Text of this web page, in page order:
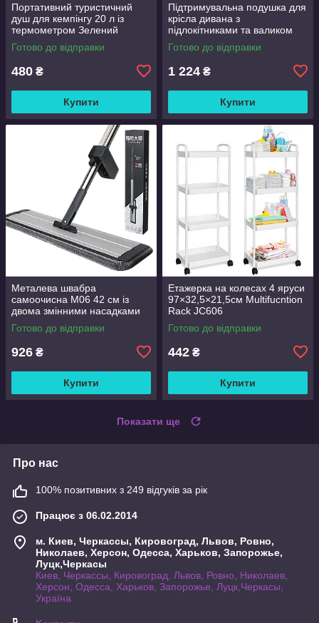
Портативний туристичний
душ для кемпінгу 20 л із
термометром Зелений
Готово до відправки
480 ₴
Купити
Підтримувальна подушка для
крісла дивана з
підлокітниками та валиком
Good Lucky
Готово до відправки
1 224 ₴
Купити
Металева швабра
самоочисна M06 42 см із
двома змінними насадками
Готово до відправки
926 ₴
Купити
Етажерка на колесах 4 яруси
97×32,5×21,5см Multifucntion
Rack JC606
Готово до відправки
442 ₴
Купити
Показати ще
Про нас
100% позитивних з 249 відгуків за рік
Працює з 06.02.2014
м. Киев, Черкассы, Кировоград, Львов, Ровно,
Николаев, Херсон, Одесса, Харьков, Запорожье,
Луцк,Черкасы
Киев, Черкассы, Кировоград, Львов, Ровно, Николаев,
Херсон, Одесса, Харьков, Запорожье, Луцк,Черкасы,
Україна